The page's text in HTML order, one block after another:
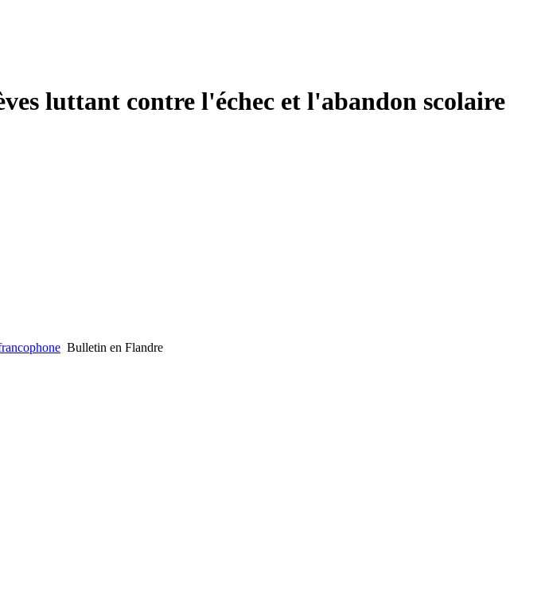
luttant contre l'échec et l'abandon scolaire
Bulletin en Flandre